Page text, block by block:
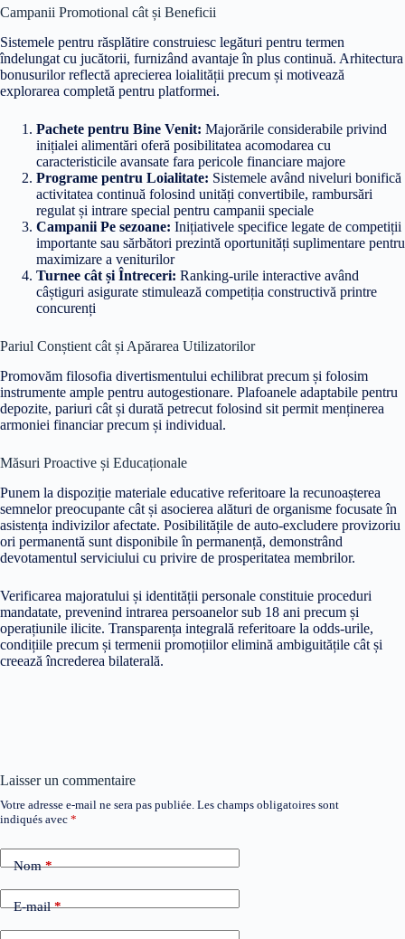
Campanii Promotional cât și Beneficii
Sistemele pentru răsplătire construiesc legături pentru termen
îndelungat cu jucătorii, furnizând avantaje în plus continuă. Arhitectura
bonusurilor reflectă aprecierea loialității precum și motivează
explorarea completă pentru platformei.
Pachete pentru Bine Venit: Majorările considerabile privind
inițialei alimentări oferă posibilitatea acomodarea cu
caracteristicile avansate fara pericole financiare majore
Programe pentru Loialitate: Sistemele având niveluri bonifică
activitatea continuă folosind unități convertibile, rambursări
regulat și intrare special pentru campanii speciale
Campanii Pe sezoane: Inițiativele specifice legate de competiții
importante sau sărbători prezintă oportunități suplimentare pentru
maximizare a veniturilor
Turnee cât și Întreceri: Ranking-urile interactive având
câștiguri asigurate stimulează competiția constructivă printre
concurenți
Pariul Conștient cât și Apărarea Utilizatorilor
Promovăm filosofia divertismentului echilibrat precum și folosim
instrumente ample pentru autogestionare. Plafoanele adaptabile pentru
depozite, pariuri cât și durată petrecut folosind sit permit menținerea
armoniei financiar precum și individual.
Măsuri Proactive și Educaționale
Punem la dispoziție materiale educative referitoare la recunoașterea
semnelor preocupante cât și asocierea alături de organisme focusate în
asistența indivizilor afectate. Posibilitățile de auto-excludere provizoriu
ori permanentă sunt disponibile în permanență, demonstrând
devotamentul serviciului cu privire de prosperitatea membrilor.
Verificarea majoratului și identității personale constituie proceduri
mandatate, prevenind intrarea persoanelor sub 18 ani precum și
operațiunile ilicite. Transparența integrală referitoare la odds-urile,
condițiile precum și termenii promoțiilor elimină ambiguitățile cât și
creează încrederea bilaterală.
Laisser un commentaire
Votre adresse e-mail ne sera pas publiée. Les champs obligatoires sont
indiqués avec *
Nom*
E-mail*